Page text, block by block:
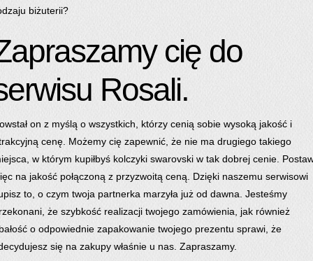
biżuterii?
cię do
Rosali.
on z myślą o wszystkich, którzy cenią sobie wysoką jakość i
cenę. Możemy cię zapewnić, że nie ma drugiego takiego
w którym kupiłbyś kolczyki swarovski w tak dobrej cenie.
na jakość połączoną z przyzwoitą ceną. Dzięki naszemu serwisowi
to, o czym twoja partnerka marzyła już od dawna. Jesteśmy
że szybkość realizacji twojego zamówienia, jak również
o odpowiednie zapakowanie twojego prezentu sprawi, że
się na zakupy właśnie u nas. Zapraszamy.